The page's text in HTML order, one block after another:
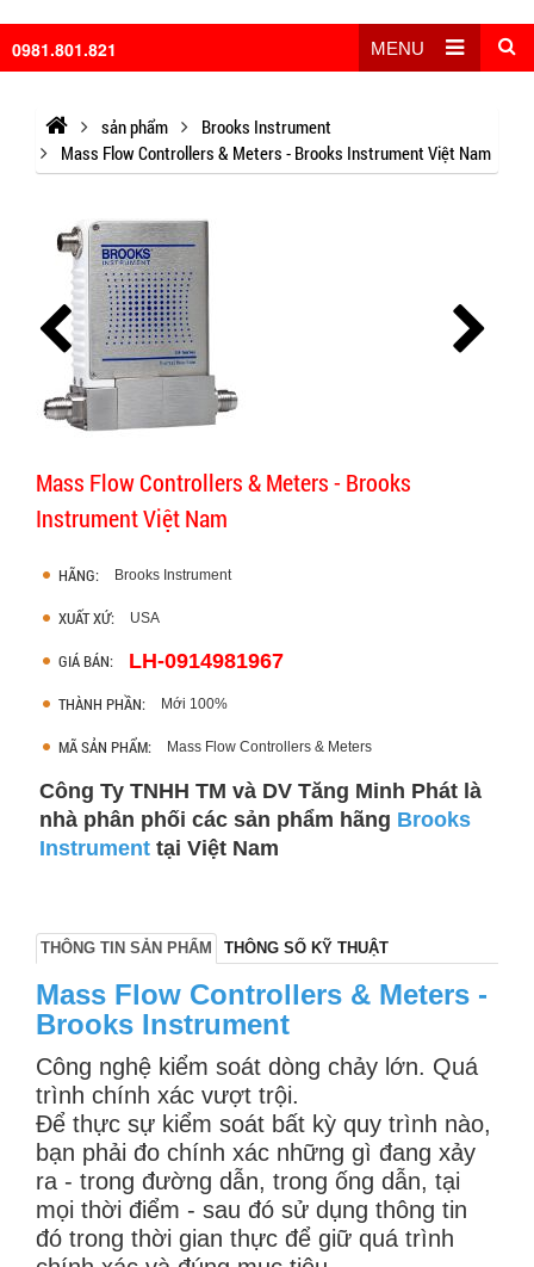
0981.801.821 MENU
sản phẩm
Brooks Instrument
Mass Flow Controllers & Meters - Brooks Instrument Việt Nam
Mass Flow Controllers & Meters - Brooks
Instrument Việt Nam
HÃNG: Brooks Instrument
XUẤT XỨ: USA
GIÁ BÁN: LH-0914981967
THÀNH PHẦN: Mới 100%
MÃ SẢN PHẨM: Mass Flow Controllers & Meters
Công Ty TNHH TM và DV Tăng Minh Phát là
nhà phân phối các sản phẩm hãng Brooks
Instrument tại Việt Nam
THÔNG TIN SẢN PHẨM THÔNG SỐ KỸ THUẬT
Mass Flow Controllers & Meters -
Brooks Instrument
Công nghệ kiểm soát dòng chảy lớn. Quá
trình chính xác vượt trội.
Để thực sự kiểm soát bất kỳ quy trình nào,
bạn phải đo chính xác những gì đang xảy
ra - trong đường dẫn, trong ống dẫn, tại
mọi thời điểm - sau đó sử dụng thông tin
đó trong thời gian thực để giữ quá trình